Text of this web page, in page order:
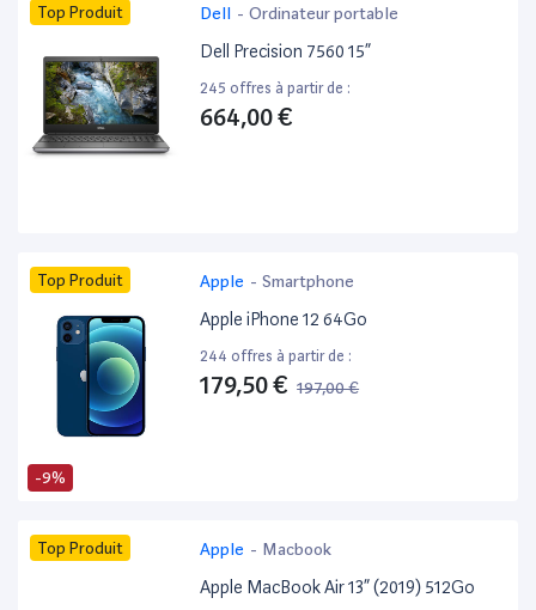
Top Produit Dell - Ordinateur portable
Dell Precision 7560 15”
245 offres à partir de :
664,00 €
-9%
Top Produit Apple - Smartphone
Apple iPhone 12 64Go
244 offres à partir de :
179,50 € 197,00 €
Top Produit Apple - Macbook
Apple MacBook Air 13” (2019) 512Go